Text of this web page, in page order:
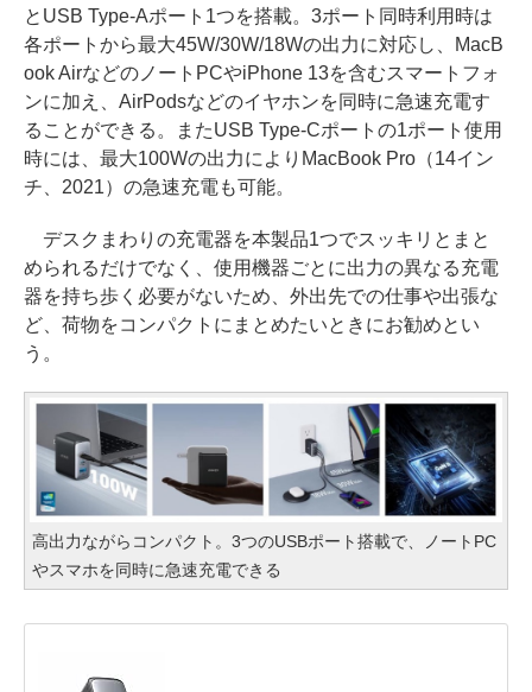
とUSB Type-Aポート1つを搭載。3ポート同時利用時は
各ポートから最大45W/30W/18Wの出力に対応し、MacB
ook AirなどのノートPCやiPhone 13を含むスマートフォ
ンに加え、AirPodsなどのイヤホンを同時に急速充電す
ることができる。またUSB Type-Cポートの1ポート使用
時には、最大100Wの出力によりMacBook Pro（14イン
チ、2021）の急速充電も可能。
デスクまわりの充電器を本製品1つでスッキリとまと
められるだけでなく、使用機器ごとに出力の異なる充電
器を持ち歩く必要がないため、外出先での仕事や出張な
ど、荷物をコンパクトにまとめたいときにお勧めとい
う。
高出力ながらコンパクト。3つのUSBポート搭載で、ノートPC
やスマホを同時に急速充電できる